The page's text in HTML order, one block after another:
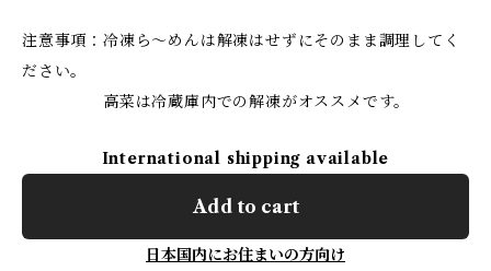
注意事項：冷凍ら～めんは解凍はせずにそのまま調理してく
ださい。
高菜は冷蔵庫内での解凍がオススメです。
International shipping available
Add to cart
日本国内にお住まいの方向け